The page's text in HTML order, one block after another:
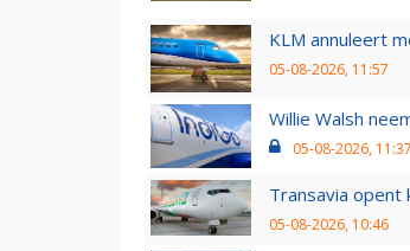
KLM annuleert
05-08-2026, 11:57
Willie Walsh
05-08-2026, 11:37
Transavia
05-08-2026, 10:46